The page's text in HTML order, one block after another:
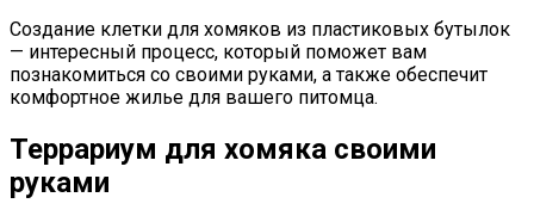
Создание клетки для хомяков из пластиковых бутылок
— интересный процесс, который поможет вам
познакомиться со своими руками, а также обеспечит
комфортное жилье для вашего питомца.
Террариум для хомяка своими
руками